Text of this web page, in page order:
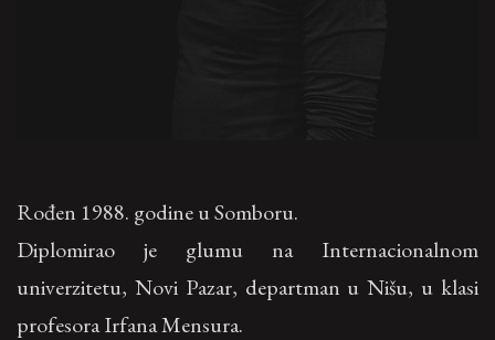
Rođen 1988. godine u Somboru.
Diplomirao je glumu na Internacionalnom
univerzitetu, Novi Pazar, departman u Nišu, u klasi
profesora Irfana Mensura.